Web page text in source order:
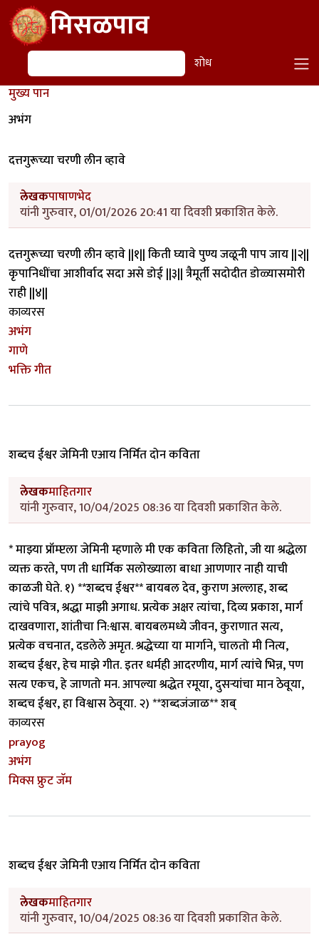
Skip to main contentमिसळपाव
शोध शोध
मुख्य पान
अभंग
दत्तगुरूच्या चरणी लीन व्हावे
लेखकपाषाणभेद
यांनी गुरुवार, 01/01/2026 20:41 या दिवशी प्रकाशित केले.
दत्तगुरूच्या चरणी लीन व्हावे ||१|| किती घ्यावे पुण्य जळूनी पाप जाय ||२||
कृपानिधींचा आशीर्वाद सदा असे डोई ||३|| त्रैमूर्ती सदोदीत डोळ्यासमोरी
राही ||४||
काव्यरस
अभंग
गाणे
भक्ति गीत
शब्दच ईश्वर जेमिनी एआय निर्मित दोन कविता
लेखकमाहितगार
यांनी गुरुवार, 10/04/2025 08:36 या दिवशी प्रकाशित केले.
* माझ्या प्रॉम्प्टला जेमिनी म्हणाले मी एक कविता लिहितो, जी या श्रद्धेला
व्यक्त करते, पण ती धार्मिक सलोख्याला बाधा आणणार नाही याची
काळजी घेते. १) **शब्दच ईश्वर** बायबल देव, कुराण अल्लाह, शब्द
त्यांचे पवित्र, श्रद्धा माझी अगाध. प्रत्येक अक्षर त्यांचा, दिव्य प्रकाश, मार्ग
दाखवणारा, शांतीचा नि:श्वास. बायबलमध्ये जीवन, कुराणात सत्य,
प्रत्येक वचनात, दडलेले अमृत. श्रद्धेच्या या मार्गाने, चालतो मी नित्य,
शब्दच ईश्वर, हेच माझे गीत. इतर धर्मही आदरणीय, मार्ग त्यांचे भिन्न, पण
सत्य एकच, हे जाणतो मन. आपल्या श्रद्धेत रमूया, दुसऱ्यांचा मान ठेवूया,
शब्दच ईश्वर, हा विश्वास ठेवूया. २) **शब्दजंजाळ** शब्
काव्यरस
prayog
अभंग
मिक्स फ्रुट जॅम
शब्दच ईश्वर जेमिनी एआय निर्मित दोन कविता
लेखकमाहितगार
यांनी गुरुवार, 10/04/2025 08:36 या दिवशी प्रकाशित केले.